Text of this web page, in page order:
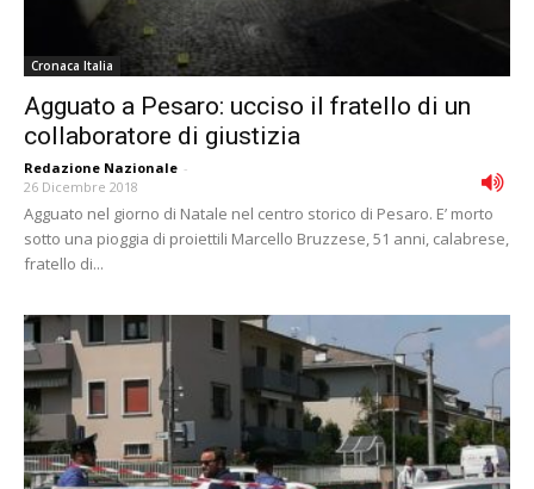
Cronaca Italia
Agguato a Pesaro: ucciso il fratello di un
collaboratore di giustizia
Redazione Nazionale -
26 Dicembre 2018
Agguato nel giorno di Natale nel centro storico di Pesaro. E’ morto
sotto una pioggia di proiettili Marcello Bruzzese, 51 anni, calabrese,
fratello di...